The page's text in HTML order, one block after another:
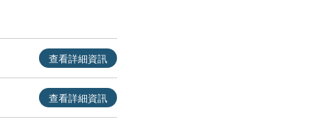
查看詳細資訊
查看詳細資訊